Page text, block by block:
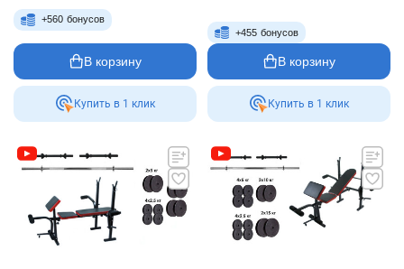
+560 бонусов
В корзину
Купить в 1 клик
+455 бонусов
В корзину
Купить в 1 клик